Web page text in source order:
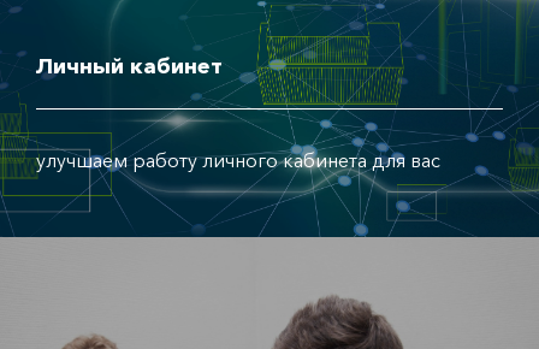
Личный кабинет
улучшаем работу личного кабинета для вас